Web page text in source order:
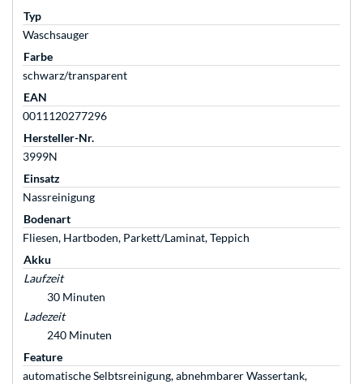
Typ
Waschsauger
Farbe
schwarz/transparent
EAN
0011120277296
Hersteller-Nr.
3999N
Einsatz
Nassreinigung
Bodenart
Fliesen, Hartboden, Parkett/Laminat, Teppich
Akku
Laufzeit
30 Minuten
Ladezeit
240 Minuten
Feature
automatische Selbtsreinigung, abnehmbarer Wassertank,